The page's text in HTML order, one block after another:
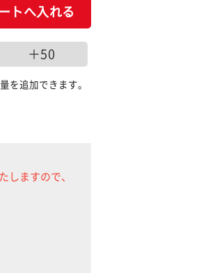
トへ入れる
＋50
を追加できます。
ますので、